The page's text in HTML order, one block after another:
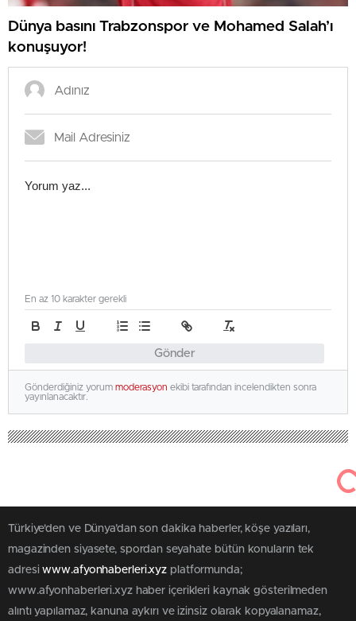
Dünya basını Trabzonspor ve Mohamed Salah’ı
konuşuyor!
Gönder
En az 10 karakter gerekli
Gönderdiğiniz yorum moderasyon ekibi tarafından incelendikten sonra
yayınlanacaktır.
Türkiye'den ve Dünya’dan son dakika haberler, köşe yazıları,
magazinden siyasete, spordan seyahate bütün konuların tek
adresiwww.afyonhaberleri.xyz platformunda;
www.afyonhaberleri.xyz haber içerikleri kaynak gösterilmeden
alıntı yapılamaz, kanuna aykırı ve izinsiz olarak kopyalanamaz,